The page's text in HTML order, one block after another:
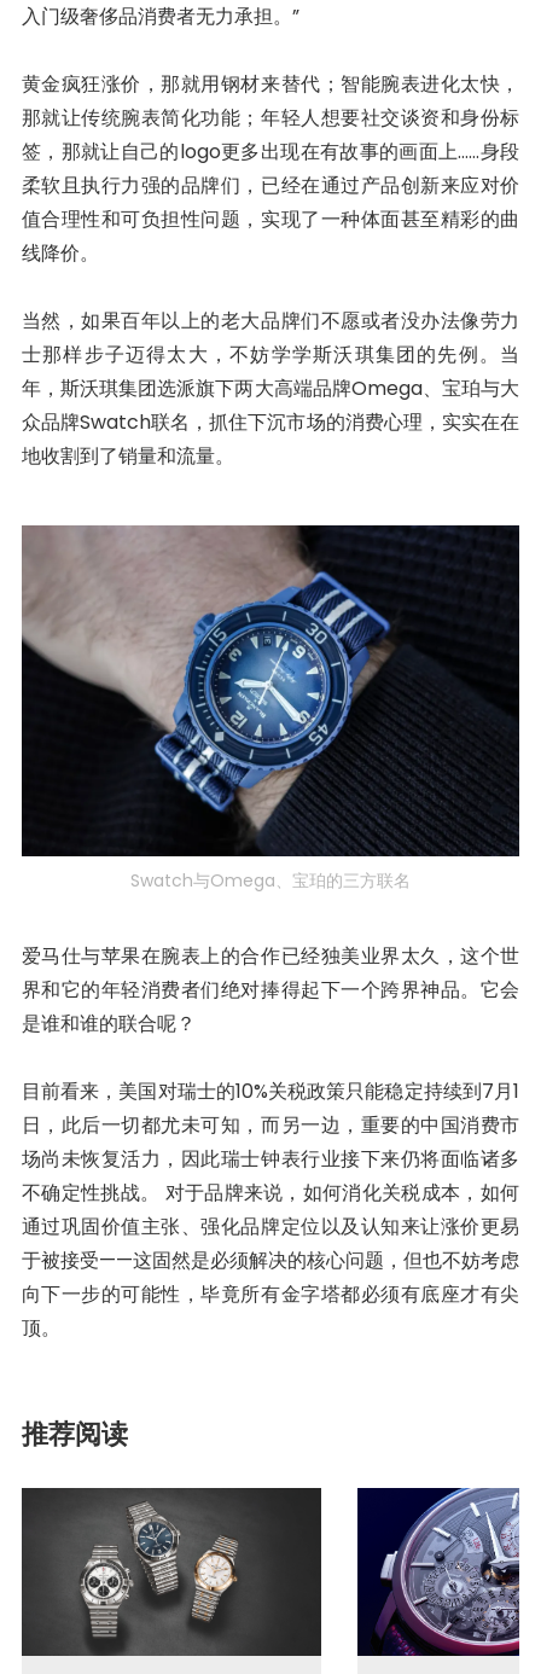
入门级奢侈品消费者无力承担。”
黄金疯狂涨价，那就用钢材来替代；智能腕表进化太快，
那就让传统腕表简化功能；年轻人想要社交谈资和身份标
签，那就让自己的logo更多出现在有故事的画面上……身段
柔软且执行力强的品牌们，已经在通过产品创新来应对价
值合理性和可负担性问题，实现了一种体面甚至精彩的曲
线降价。
当然，如果百年以上的老大品牌们不愿或者没办法像劳力
士那样步子迈得太大，不妨学学斯沃琪集团的先例。当
年，斯沃琪集团选派旗下两大高端品牌Omega、宝珀与大
众品牌Swatch联名，抓住下沉市场的消费心理，实实在在
地收割到了销量和流量。
Swatch与Omega、宝珀的三方联名
爱马仕与苹果在腕表上的合作已经独美业界太久，这个世
界和它的年轻消费者们绝对捧得起下一个跨界神品。它会
是谁和谁的联合呢？
目前看来，美国对瑞士的10%关税政策只能稳定持续到7月1
日，此后一切都尤未可知，而另一边，重要的中国消费市
场尚未恢复活力，因此瑞士钟表行业接下来仍将面临诸多
不确定性挑战。 对于品牌来说，如何消化关税成本，如何
通过巩固价值主张、强化品牌定位以及认知来让涨价更易
于被接受——这固然是必须解决的核心问题，但也不妨考虑
向下一步的可能性，毕竟所有金字塔都必须有底座才有尖
顶。
推荐阅读